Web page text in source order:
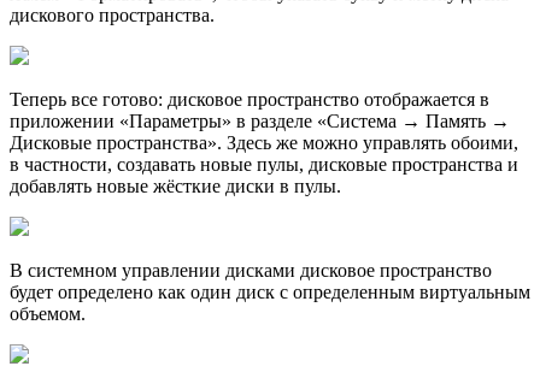
дискового пространства.
Теперь все готово: дисковое пространство отображается в
приложении «Параметры» в разделе «Система → Память →
Дисковые пространства». Здесь же можно управлять обоими,
в частности, создавать новые пулы, дисковые пространства и
добавлять новые жёсткие диски в пулы.
В системном управлении дисками дисковое пространство
будет определено как один диск с определенным виртуальным
объемом.